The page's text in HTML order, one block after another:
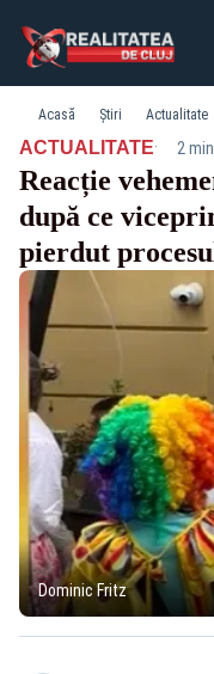
Acasă Știri Actualitate
ACTUALITATE· 2
Reacție
după ce
pierdut
Dominic Fritz